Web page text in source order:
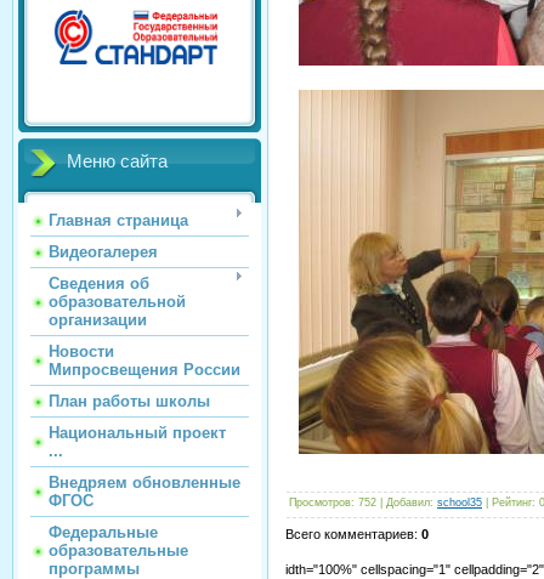
Меню сайта
Главная страница
Видеогалерея
Сведения об
образовательной
организации
Новости
Мипросвещения России
План работы школы
Национальный проект
...
Внедряем обновленные
ФГОС
Федеральные
образовательные
программы
Просмотров: 752 Добавил: school35 Рейтинг:
Всего комментариев: 0
idth="100%" cellspacing="1"